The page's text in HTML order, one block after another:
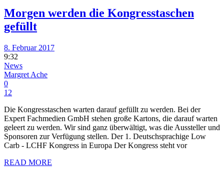
Morgen werden die Kongresstaschen
gefüllt
8. Februar 2017
9:32
News
Margret Ache
0
12
Die Kongresstaschen warten darauf gefüllt zu werden. Bei der
Expert Fachmedien GmbH stehen große Kartons, die darauf warten
geleert zu werden. Wir sind ganz überwältigt, was die Aussteller und
Sponsoren zur Verfügung stellen. Der 1. Deutschsprachige Low
Carb - LCHF Kongress in Europa Der Kongress steht vor
READ MORE